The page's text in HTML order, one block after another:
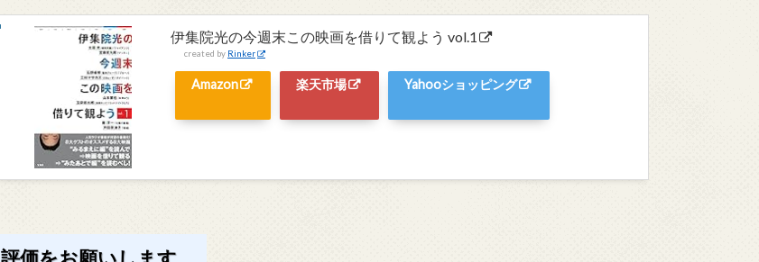
伊集院光の今週末この映画を借りて観よう vol.1
created by Rinker
Amazon 楽天市場 Yahooショッピング
評価をお願いします